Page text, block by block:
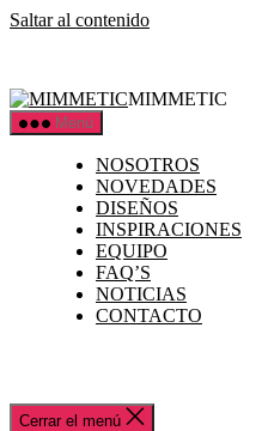
Saltar al contenido
MIMMETIC
Menú
NOSOTROS
NOVEDADES
DISEÑOS
INSPIRACIONES
EQUIPO
FAQ’S
NOTICIAS
CONTACTO
Cerrar el menú